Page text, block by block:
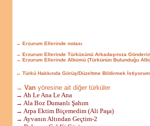
→ Erzurum Ellerinde notası
→ Erzurum Ellerinde Türküsünü Arkadaşınıza Gönderin
→ Erzurum Ellerinde Albümü (Türkünün Bulunduğu
→ Türkü Hakkında Görüş/Düzeltme Bildirmek İstiyorum
→ Van yöresine ait diğer türküler
→ Ah Le Ana Le Ana
→ Ala Boz Dumanlı Şahım
→ Arpa Ektim Biçemedim (Ali Paşa)
→ Ayvanın Altından Geçtim-2